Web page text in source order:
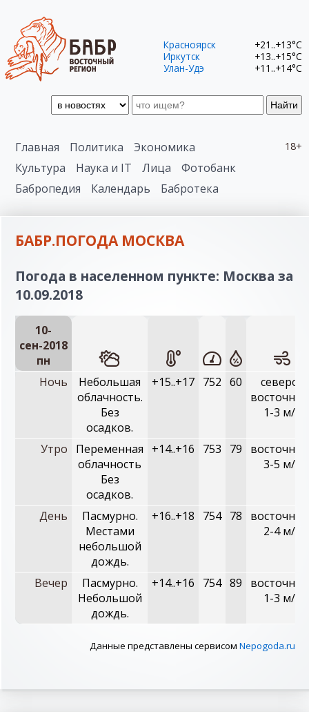
Найти
Красноярск
+21..+13°C
Иркутск
+13..+15°C
Улан-Удэ
+11..+14°C
18+
Главная Политика
Экономика
Культура
Наука и IT Лица
Фотобанк
Бабропедия
Календарь Бабротека
БАБР.ПОГОДА МОСКВА
Погода в населенном пункте: Москва за
10.09.2018
10-
сен-2018
пн
Ночь
Небольшая
облачность.
Без
осадков.
+15..+17 752 60
северо-
1-3 м/с
Утро
Переменная
облачность
Без
осадков.
+14..+16 753 79
3-5 м/с
День
Пасмурно.
Местами
небольшой
дождь.
+16..+18 754 78
2-4 м/с
Вечер
Пасмурно.
Небольшой
дождь.
+14..+16 754 89
1-3 м/с
Данные представлены сервисом Nepogoda.ru